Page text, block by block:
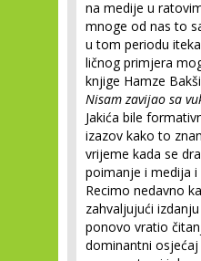
na medije u
mnoge od nas to
u tom periodu
ličnog primjera
knjige Hamze
Nisam zavijao sa
Jakića bile
izazov kako to
vrijeme kada se
poimanje i medija i
Recimo nedavno
zahvaljujući
ponovo vratio
dominantni